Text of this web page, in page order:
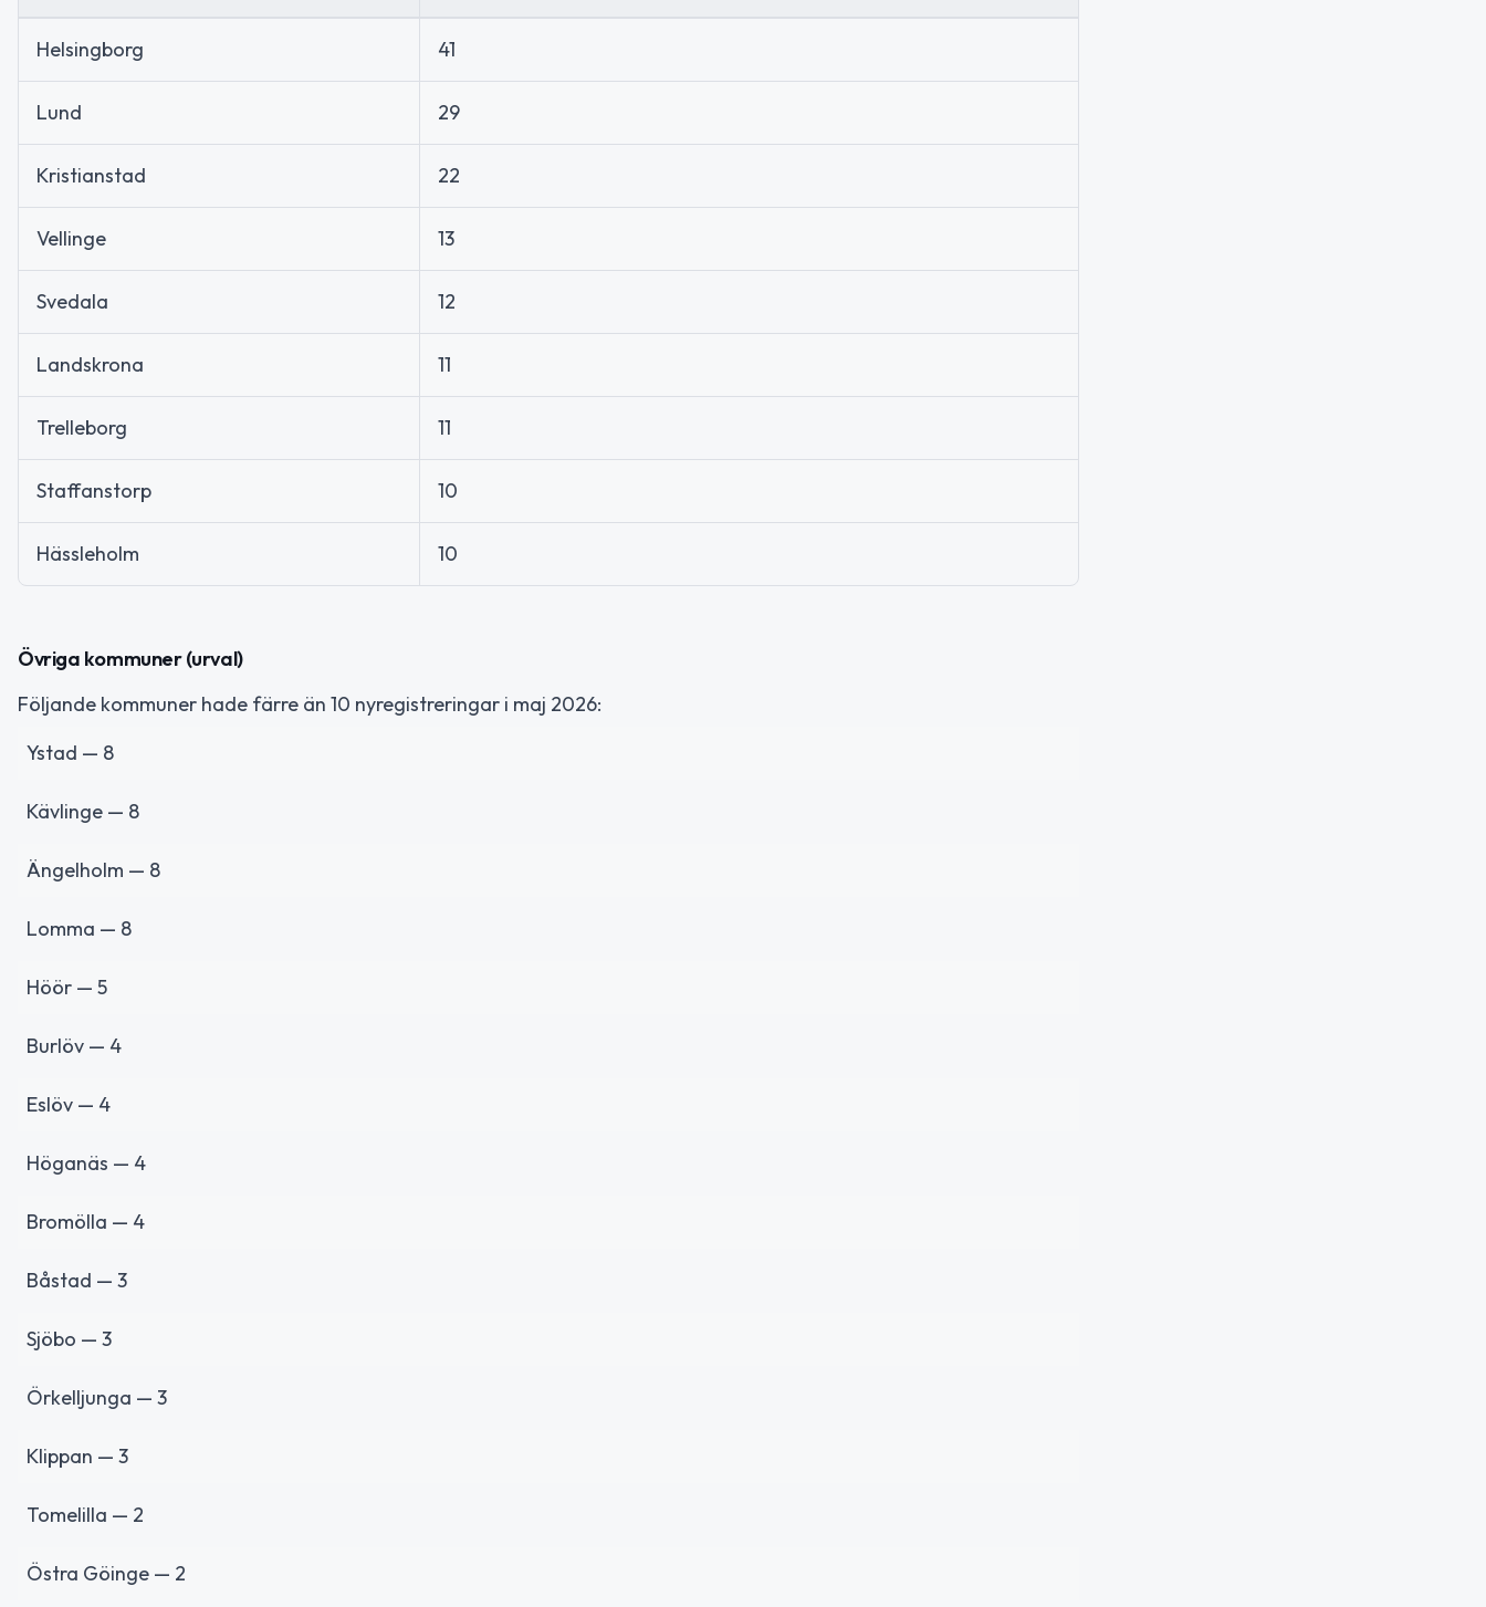
Helsingborg 41
Lund 29
Kristianstad 22
Vellinge 13
Svedala 12
Landskrona 11
Trelleborg 11
Staffanstorp 10
Hässleholm 10
Övriga kommuner (urval)
Följande kommuner hade färre än 10 nyregistreringar i maj 2026:
Ystad — 8
Kävlinge — 8
Ängelholm — 8
Lomma — 8
Höör — 5
Burlöv — 4
Eslöv — 4
Höganäs — 4
Bromölla — 4
Båstad — 3
Sjöbo — 3
Örkelljunga — 3
Klippan — 3
Tomelilla — 2
Östra Göinge — 2